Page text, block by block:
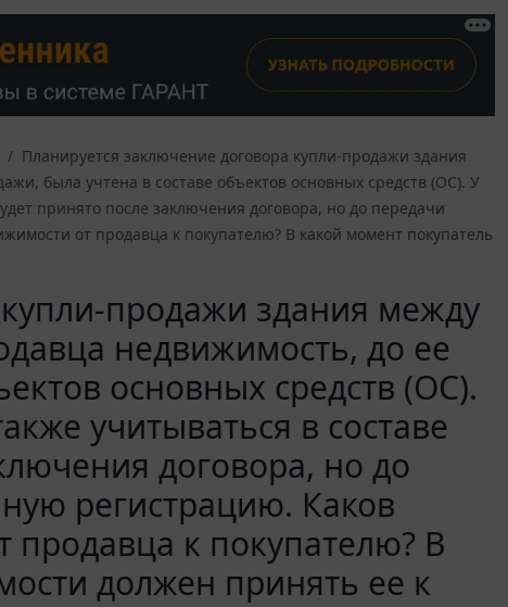
Планируется заключение договора купли-продажи здания
была учтена в составе объектов основных средств (ОС). У
принято после заключения договора, но до передачи
от продавца к покупателю? В какой момент покупатель
продажи здания между
недвижимость, до ее
основных средств (ОС).
учитываться в составе
договора, но до
регистрацию. Каков
к покупателю? В
должен принять ее к